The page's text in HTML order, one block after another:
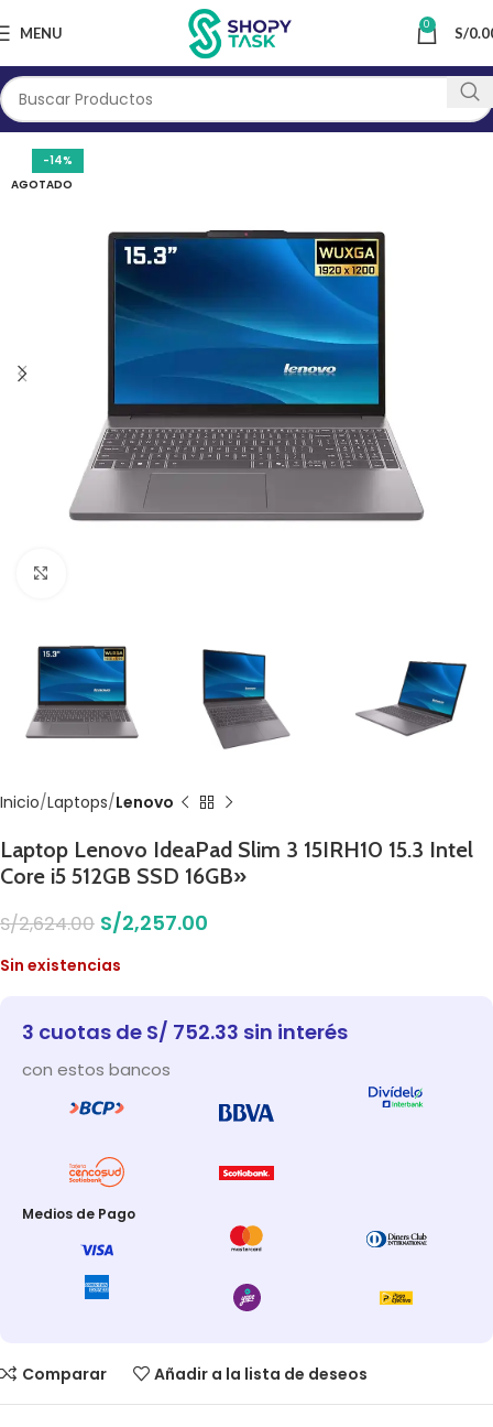
MENU 0 S/
-14%
AGOTADO
Inicio Laptops Lenovo
Laptop Lenovo IdeaPad Slim 3 15IRH10 15.3 Intel
Core i5 512GB SSD 16GB»
S/2,624.00 S/2,257.00
Sin existencias
3 cuotas de S/ 752.33 sin interés
con estos bancos
Medios de Pago
Comparar Añadir a la lista de deseos